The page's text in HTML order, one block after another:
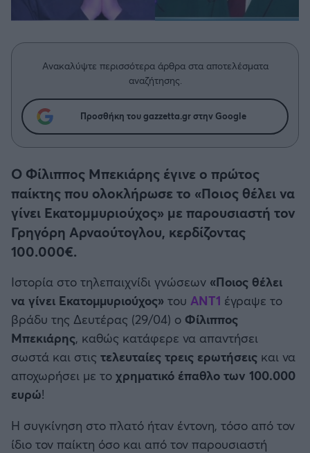
Δημήτρης Τσορμπατζόγλου
Άρης
Βόλος
Ατρόμητος Αθηνών
Αστέρας Τρίπολης
Παναιτωλικός
Καλαμάτα
Ηρακλής
Ρεάλ Μαδρίτης
Συνεντεύξεις
Ανακαλύψτε περισσότερα άρθρα στα αποτελέσματα
αναζήτησης.
Προσθήκη του gazzetta.gr στην Google
Ο Φίλιππος Μπεκιάρης έγινε ο πρώτος
παίκτης που ολοκλήρωσε το «Ποιος θέλει να
γίνει Εκατομμυριούχος» με παρουσιαστή τον
Γρηγόρη Αρναούτογλου, κερδίζοντας
100.000€.
Ιστορία στο τηλεπαιχνίδι γνώσεων «Ποιος θέλει
να γίνει Εκατομμυριούχος» του ΑΝΤ1 έγραψε το
βράδυ της Δευτέρας (29/04) ο Φίλιππος
Μπεκιάρης, καθώς κατάφερε να απαντήσει
σωστά και στις τελευταίες τρεις ερωτήσεις και να
αποχωρήσει με το χρηματικό έπαθλο των 100.000
ευρώ!
Η συγκίνηση στο πλατό ήταν έντονη, τόσο από τον
ίδιο τον παίκτη όσο και από τον παρουσιαστή